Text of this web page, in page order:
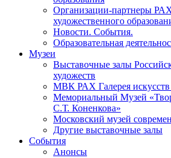
Организации-партнеры
художественного
Новости. События.
Образовательная
Музеи
Выставочные залы
художеств
МВК РАХ Галерея искусств
Мемориальный Музей
С.Т. Коненкова»
Московский музей
Другие выставочные залы
События
Анонсы